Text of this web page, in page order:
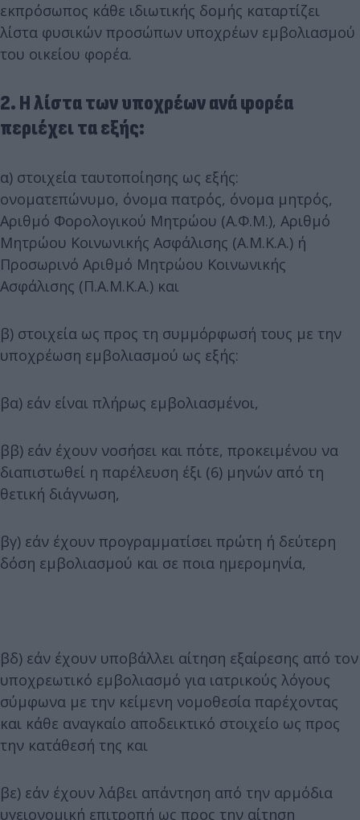
εκπρόσωπος κάθε ιδιωτικής δομής καταρτίζει
λίστα φυσικών προσώπων υποχρέων εμβολιασμού
του οικείου φορέα.
2. Η λίστα των υποχρέων ανά φορέα
περιέχει τα εξής:
α) στοιχεία ταυτοποίησης ως εξής:
ονοματεπώνυμο, όνομα πατρός, όνομα μητρός,
Αριθμό Φορολογικού Μητρώου (Α.Φ.Μ.), Αριθμό
Μητρώου Κοινωνικής Ασφάλισης (Α.Μ.Κ.Α.) ή
Προσωρινό Αριθμό Μητρώου Κοινωνικής
Ασφάλισης (Π.Α.Μ.Κ.Α.) και
β) στοιχεία ως προς τη συμμόρφωσή τους με την
υποχρέωση εμβολιασμού ως εξής:
βα) εάν είναι πλήρως εμβολιασμένοι,
ββ) εάν έχουν νοσήσει και πότε, προκειμένου να
διαπιστωθεί η παρέλευση έξι (6) μηνών από τη
θετική διάγνωση,
βγ) εάν έχουν προγραμματίσει πρώτη ή δεύτερη
δόση εμβολιασμού και σε ποια ημερομηνία,
βδ) εάν έχουν υποβάλλει αίτηση εξαίρεσης από τον
υποχρεωτικό εμβολιασμό για ιατρικούς λόγους
σύμφωνα με την κείμενη νομοθεσία παρέχοντας
και κάθε αναγκαίο αποδεικτικό στοιχείο ως προς
την κατάθεσή της και
βε) εάν έχουν λάβει απάντηση από την αρμόδια
υγειονομική επιτροπή ως προς την αίτηση